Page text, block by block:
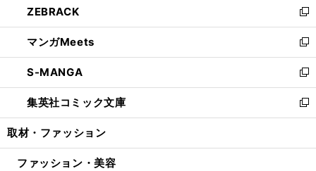
く
で
開
く
ド
ウ
で
開
く
ィ
ン
ド
ウ
で
開
く
い
ウ
ィ
ン
ド
ウ
で
開
ZEBRACK
新
し
い
ウ
ィ
ン
ド
ウ
開
マンガMeets
新
し
い
ウ
ィ
ン
ウ
S-MANGA
新
し
い
ウ
ン
集英社コミック文庫
新
し
ウ
取材・ファッション
ファッション・美容